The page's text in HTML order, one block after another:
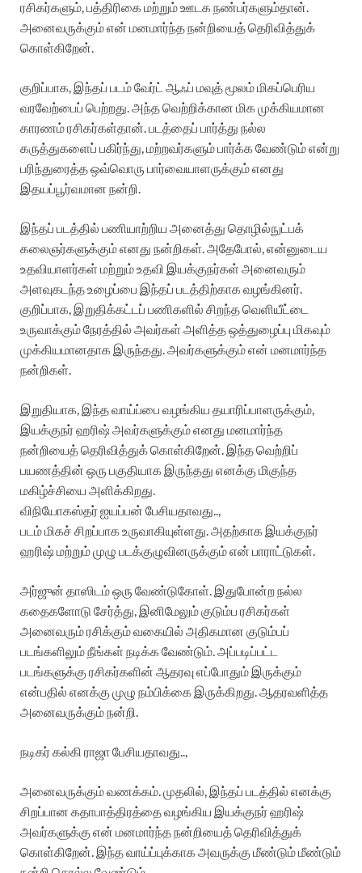
ரசிகர்களும், பத்திரிகை மற்றும் ஊடக நண்பர்களும்தான்.
அனைவருக்கும் என் மனமார்ந்த நன்றியைத் தெரிவித்துக்
கொள்கிறேன்.
குறிப்பாக, இந்தப் படம் வேர்ட் ஆஃப் மவுத் மூலம் மிகப்பெரிய
வரவேற்பைப் பெற்றது. அந்த வெற்றிக்கான மிக முக்கியமான
காரணம் ரசிகர்கள்தான். படத்தைப் பார்த்து நல்ல
கருத்துகளைப் பகிர்ந்து, மற்றவர்களும் பார்க்க வேண்டும் என்று
பரிந்துரைத்த ஒவ்வொரு பார்வையாளருக்கும் எனது
இதயப்பூர்வமான நன்றி.
இந்தப் படத்தில் பணியாற்றிய அனைத்து தொழில்நுட்பக்
கலைஞர்களுக்கும் எனது நன்றிகள். அதேபோல், என்னுடைய
உதவியாளர்கள் மற்றும் உதவி இயக்குநர்கள் அனைவரும்
அளவுகடந்த உழைப்பை இந்தப் படத்திற்காக வழங்கினர்.
குறிப்பாக, இறுதிக்கட்டப் பணிகளில் சிறந்த வெளியீட்டை
உருவாக்கும் நேரத்தில் அவர்கள் அளித்த ஒத்துழைப்பு மிகவும்
முக்கியமானதாக இருந்தது. அவர்களுக்கும் என் மனமார்ந்த
நன்றிகள்.
இறுதியாக, இந்த வாய்ப்பை வழங்கிய தயாரிப்பாளருக்கும்,
இயக்குநர் ஹரிஷ் அவர்களுக்கும் எனது மனமார்ந்த
நன்றியைத் தெரிவித்துக் கொள்கிறேன். இந்த வெற்றிப்
பயணத்தின் ஒரு பகுதியாக இருந்தது எனக்கு மிகுந்த
மகிழ்ச்சியை அளிக்கிறது.
விநியோகஸ்தர் ஐயப்பன் பேசியதாவது..,
படம் மிகச் சிறப்பாக உருவாகியுள்ளது. அதற்காக இயக்குநர்
ஹரிஷ் மற்றும் முழு படக்குழுவினருக்கும் என் பாராட்டுகள்.
அர்ஜுன் தாஸிடம் ஒரு வேண்டுகோள். இதுபோன்ற நல்ல
கதைகளோடு சேர்த்து, இனிமேலும் குடும்ப ரசிகர்கள்
அனைவரும் ரசிக்கும் வகையில் அதிகமான குடும்பப்
படங்களிலும் நீங்கள் நடிக்க வேண்டும். அப்படிப்பட்ட
படங்களுக்கு ரசிகர்களின் ஆதரவு எப்போதும் இருக்கும்
என்பதில் எனக்கு முழு நம்பிக்கை இருக்கிறது. ஆதரவளித்த
அனைவருக்கும் நன்றி.
நடிகர் கல்கி ராஜா பேசியதாவது..,
அனைவருக்கும் வணக்கம். முதலில், இந்தப் படத்தில் எனக்கு
சிறப்பான கதாபாத்திரத்தை வழங்கிய இயக்குநர் ஹரிஷ்
அவர்களுக்கு என் மனமார்ந்த நன்றியைத் தெரிவித்துக்
கொள்கிறேன். இந்த வாய்ப்புக்காக அவருக்கு மீண்டும் மீண்டும்